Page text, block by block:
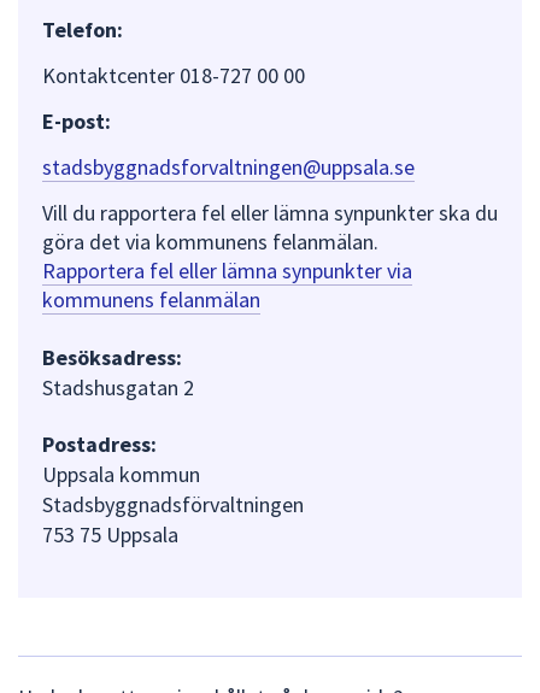
Telefon:
Kontaktcenter 018-727 00 00
E-post:
stadsbyggnadsforvaltningen@uppsala.se
Vill du rapportera fel eller lämna synpunkter ska du
göra det via kommunens felanmälan.
Rapportera fel eller lämna synpunkter via
kommunens felanmälan
Besöksadress:
Stadshusgatan 2
Postadress:
Uppsala kommun
Stadsbyggnadsförvaltningen
753 75 Uppsala